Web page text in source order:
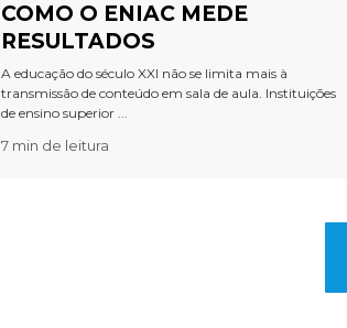
COMO O ENIAC MEDE
RESULTADOS
A educação do século XXI não se limita mais à
transmissão de conteúdo em sala de aula. Instituições
de ensino superior ...
7 min de leitura